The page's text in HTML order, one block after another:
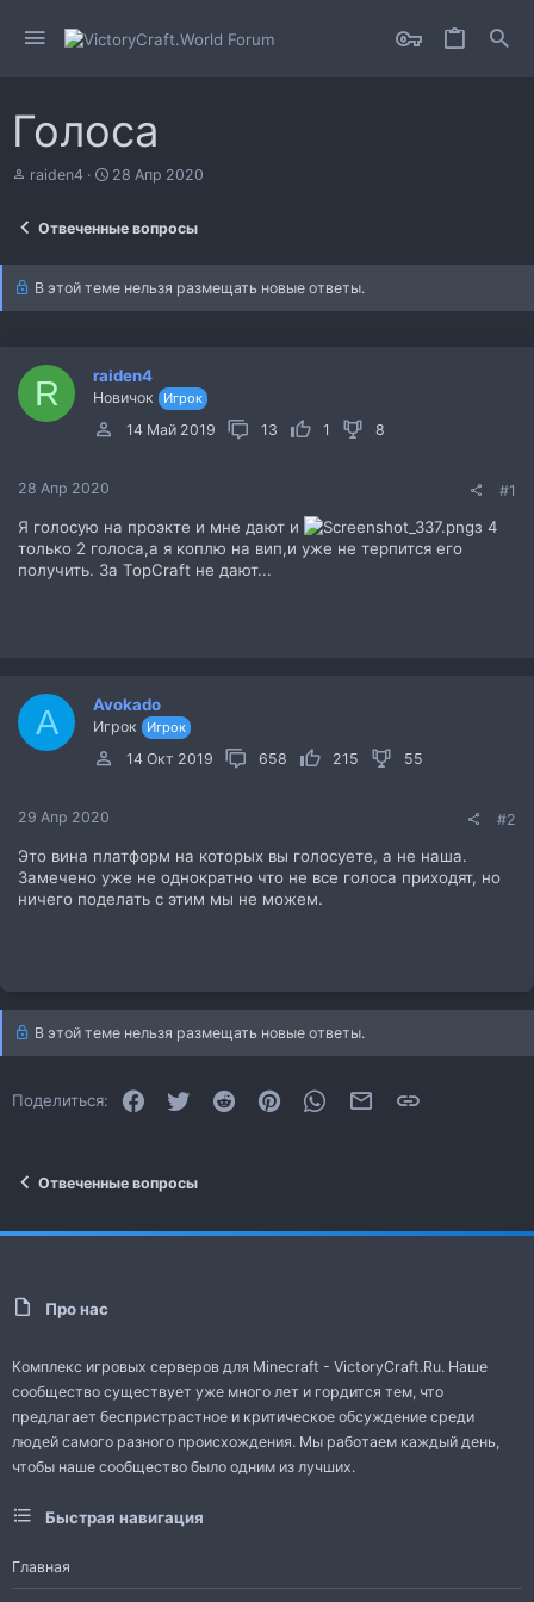
Голоса
А
е
м
raiden4
Д
а
ч
а
28 Апр 2020
Отвеченные вопросы
В этой теме нельзя размещать новые ответы.
R raiden4
Новичок Игрок
14 Май 2019 13 1 8
28 Апр 2020 #1
Я голосую на проэкте и мне дают и
з 4
только 2 голоса,а я коплю на вип,и уже не терпится его
получить. За TopCraft не дают...
A Avokado
Игрок Игрок
14 Окт 2019 658 215 55
29 Апр 2020 #2
Это вина платформ на которых вы голосуете, а не наша.
Замечено уже не однократно что не все голоса приходят, но
ничего поделать с этим мы не можем.
В этой теме нельзя размещать новые ответы.
Поделиться: FacebookTwitter Reddit PinterestWhatsAppЭлектронная почта
Отвеченные вопросы
Про нас
Комплекс игровых серверов для Minecraft - VictoryCraft.Ru. Наше
сообщество существует уже много лет и гордится тем, что
предлагает беспристрастное и критическое обсуждение среди
людей самого разного происхождения. Мы работаем каждый день,
чтобы наше сообщество было одним из лучших.
Быстрая навигация
Главная